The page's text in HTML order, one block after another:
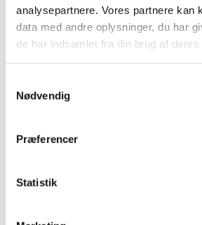
analysepartnere. Vores partnere kan
data med andre oplysninger, du har
de har indsamlet fra din brug af deres
Nødvendig
Præferencer
Statistik